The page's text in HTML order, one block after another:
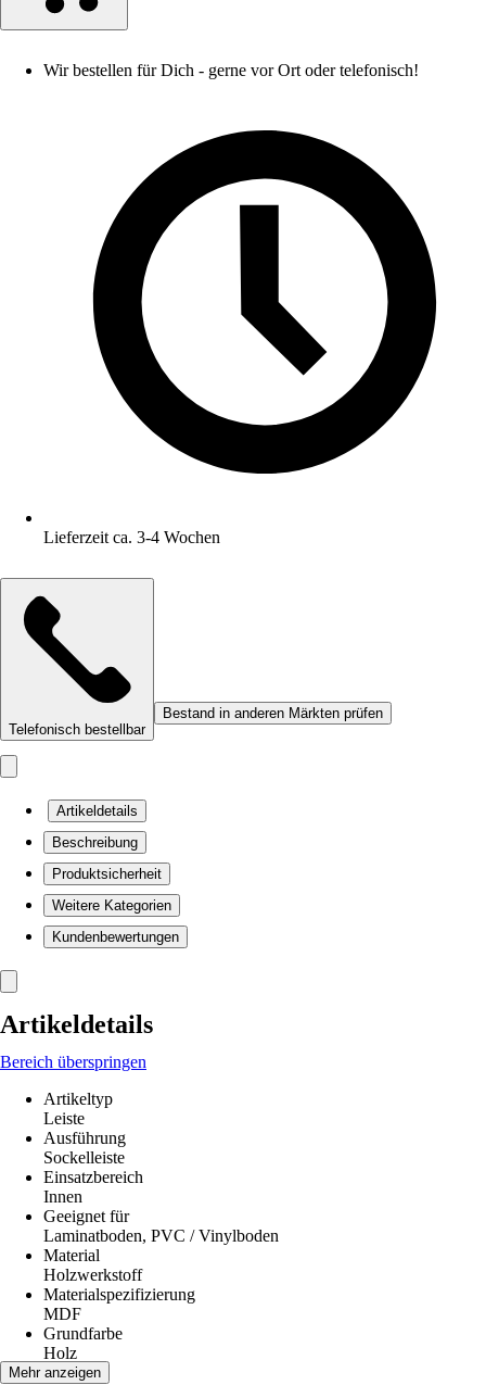
Wir bestellen für Dich - gerne vor Ort oder telefonisch!
Lieferzeit ca. 3-4 Wochen
Telefonisch bestellbar
Bestand in anderen Märkten prüfen
Artikeldetails
Beschreibung
Produktsicherheit
Weitere Kategorien
Kundenbewertungen
Artikeldetails
Bereich überspringen
Artikeltyp
Leiste
Ausführung
Sockelleiste
Einsatzbereich
Innen
Geeignet für
Laminatboden, PVC / Vinylboden
Material
Holzwerkstoff
Materialspezifizierung
MDF
Grundfarbe
Holz
Farbton
Mehr anzeigen